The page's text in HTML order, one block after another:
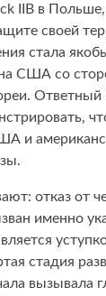
IIB в
своей
стала
на США со
и
отказ от
именно
стадия
вызывала